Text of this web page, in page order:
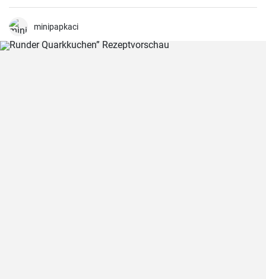
Mandarinen und einer Schmand Sahne Füllung belegt. Fruchtig ,
minipapkaci